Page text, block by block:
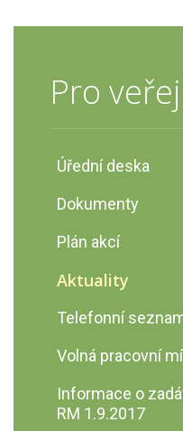
Pro
Úřední deska
Úřední deska
Podatelna
Dokumenty
Dokumenty
Výzva č.
a ZŠ I
Plán akcí
Aktuality
Telefonní
Volná pracovní
Informace o
RM 1.9.2017